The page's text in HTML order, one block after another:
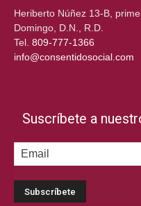
Heriberto Núñez 13-B,
Domingo, D.N., R.D.
Tel. 809-777-1366
info@consentidosocial.com
Suscríbete a